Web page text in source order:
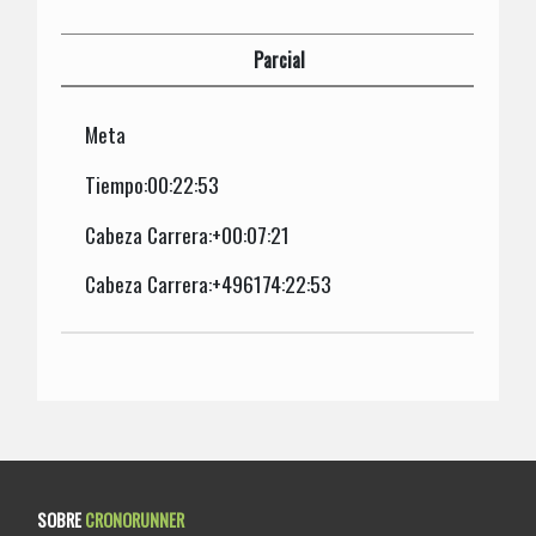
Parcial
Meta
Tiempo:00:22:53
Cabeza Carrera:+00:07:21
Cabeza Carrera:+496174:22:53
SOBRECRONORUNNER